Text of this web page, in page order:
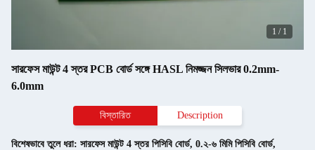
1 / 1
সারফেস মাউন্ট 4 স্তর PCB বোর্ড সঙ্গে HASL নিমজ্জন সিলভার 0.2mm-
6.0mm
বিস্তারিত Description
বিশেষভাবে তুলে ধরা: সারফেস মাউন্ট 4 স্তর পিসিবি বোর্ড, 0.২-৬ মিমি পিসিবি বোর্ড,